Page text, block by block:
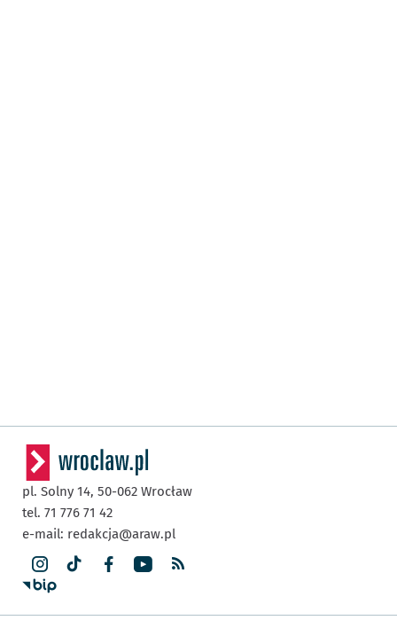
pl. Solny 14, 50-062 Wrocław
tel. 71 776 71 42
e-mail: redakcja@araw.pl